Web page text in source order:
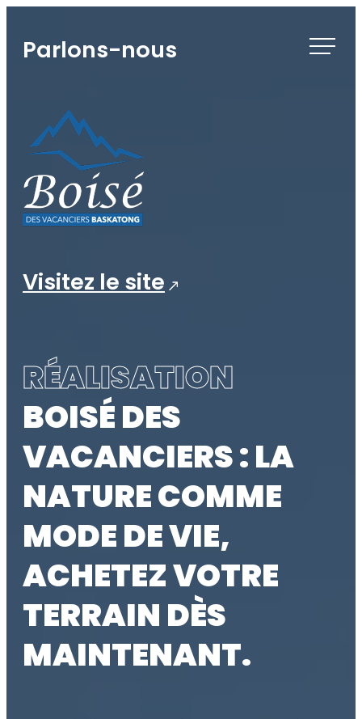
Parlons-nous
Visitez le site
RÉALISATION
BOISÉ DES
VACANCIERS : LA
NATURE COMME
MODE DE VIE,
ACHETEZ VOTRE
TERRAIN DÈS
MAINTENANT.